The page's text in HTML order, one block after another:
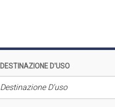
DESTINAZIONE D'USO
Destinazione D'uso